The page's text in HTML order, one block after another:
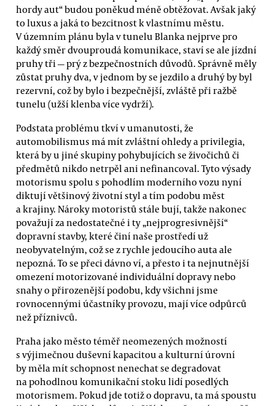
hordy aut“ budou poněkud méně obtěžovat. Avšak jaký
to luxus a jaká to bezcitnost k vlastnímu městu.
V územním plánu byla v tunelu Blanka nejprve pro
každý směr dvouproudá komunikace, staví se ale jízdní
pruhy tři — prý z bezpečnostních důvodů. Správně měly
zůstat pruhy dva, v jednom by se jezdilo a druhý by byl
rezervní, což by bylo i bezpečnější, zvláště při ražbě
tunelu (užší klenba více vydrží).
Podstata problému tkví v umanutosti, že
automobilismus má mít zvláštní ohledy a privilegia,
která by u jiné skupiny pohybujících se živočichů či
předmětů nikdo netrpěl ani nefinancoval. Tyto výsady
motorismu spolu s pohodlím moderního vozu nyní
diktují většinový životní styl a tím podobu měst
a krajiny. Nároky motoristů stále bují, takže nakonec
považují za nedostatečné i ty „nejprogresivnější“
dopravní stavby, které činí naše prostředí už
neobyvatelným, což se z rychle jedoucího auta ale
nepozná. To se přeci dávno ví, a přesto i ta nejnutnější
omezení motorizované individuální dopravy nebo
snahy o přirozenější podobu, kdy všichni jsme
rovnocennými účastníky provozu, mají více odpůrců
než příznivců.
Praha jako město téměř neomezených možností
s výjimečnou duševní kapacitou a kulturní úrovní
by měla mít schopnost nenechat se degradovat
na pohodlnou komunikační stoku lidí posedlých
motorismem. Pokud jde totiž o dopravu, ta má spoustu